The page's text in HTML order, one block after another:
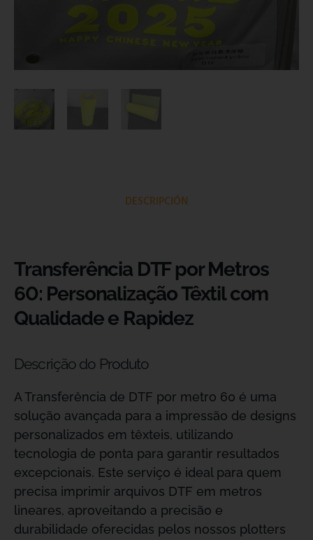
DESCRIPCIÓN
Transferência DTF por Metros
60: Personalização Têxtil com
Qualidade e Rapidez
Descrição do Produto
A Transferência de DTF por metro 60 é uma
solução avançada para a impressão de designs
personalizados em têxteis, utilizando
tecnologia de ponta para garantir resultados
excepcionais. Este serviço é ideal para quem
precisa imprimir arquivos DTF em metros
lineares, aproveitando a precisão e
durabilidade oferecidas pelos nossos plotters